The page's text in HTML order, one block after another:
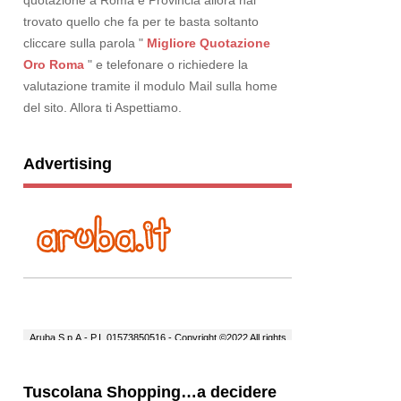
trovato quello che fa per te basta soltanto
cliccare sulla parola " Migliore Quotazione
Oro Roma " e telefonare o richiedere la
valutazione tramite il modulo Mail sulla home
del sito. Allora ti Aspettiamo.
Advertising
Tuscolana Shopping…a decidere